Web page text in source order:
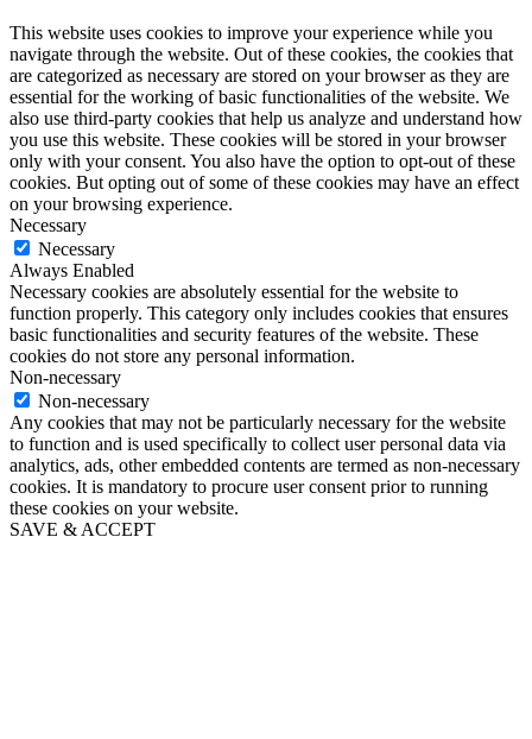
This website uses cookies to improve your experience while you
navigate through the website. Out of these cookies, the cookies that
are categorized as necessary are stored on your browser as they are
essential for the working of basic functionalities of the website. We
also use third-party cookies that help us analyze and understand how
you use this website. These cookies will be stored in your browser
only with your consent. You also have the option to opt-out of these
cookies. But opting out of some of these cookies may have an effect
on your browsing experience.
Necessary
Necessary
Always Enabled
Necessary cookies are absolutely essential for the website to
function properly. This category only includes cookies that ensures
basic functionalities and security features of the website. These
cookies do not store any personal information.
Non-necessary
Non-necessary
Any cookies that may not be particularly necessary for the website
to function and is used specifically to collect user personal data via
analytics, ads, other embedded contents are termed as non-necessary
cookies. It is mandatory to procure user consent prior to running
these cookies on your website.
SAVE & ACCEPT